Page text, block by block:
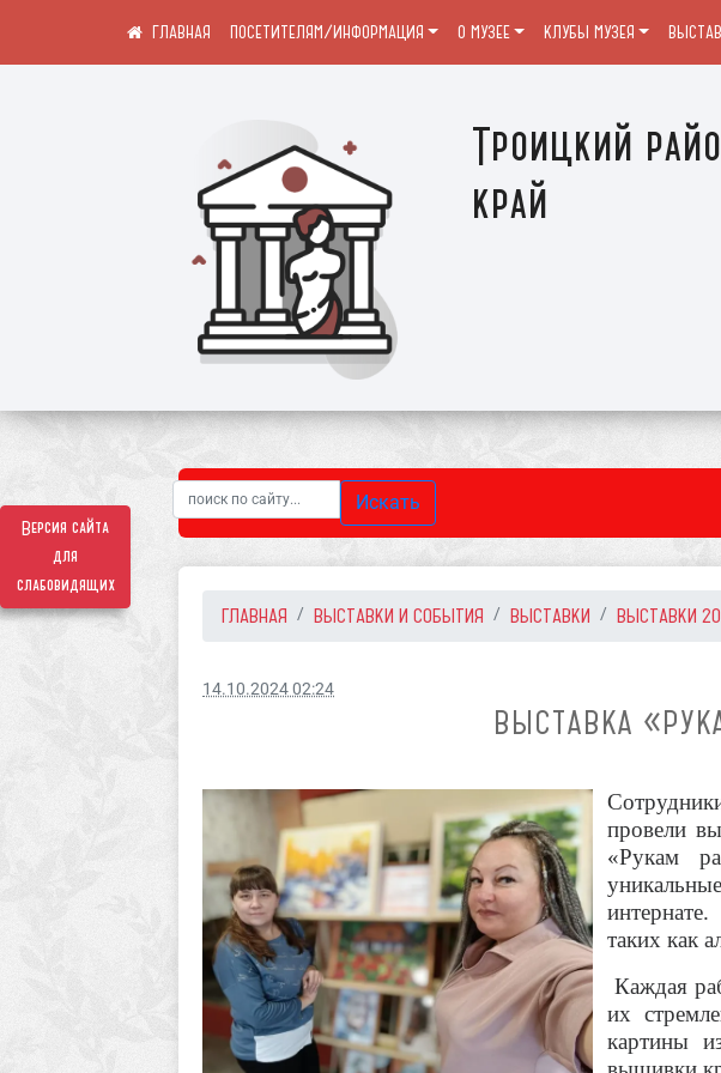
Версия сайта
для
слабовидящих
Троицкий
край
ПОСЕТИТЕЛЯМ/ИНФОРМАЦИЯ О МУЗЕЕ КЛУБЫ МУЗЕЯ
Искать
ГЛАВНАЯ ВЫСТАВКИ И СОБЫТИЯ ВЫСТАВКИ ВЫСТАВКИ
14.10.2024 02:24
ВЫСТАВКА
провели
«Рукам
таких как
Каждая
их
картины